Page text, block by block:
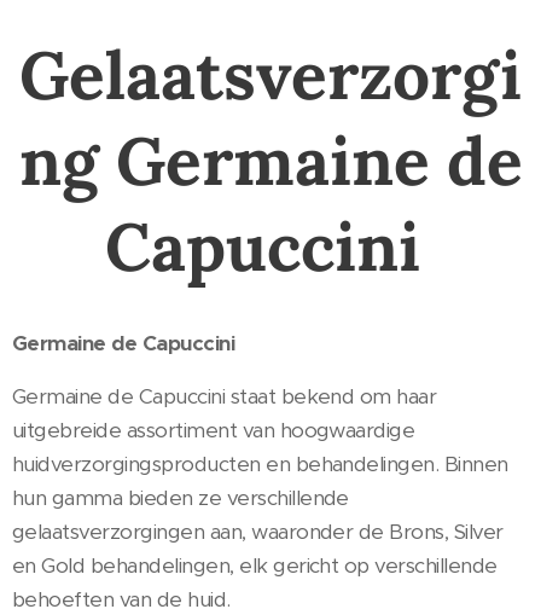
Gelaatsverzorgi
ng Germaine de
Capuccini
Germaine de Capuccini
Germaine de Capuccini staat bekend om haar
uitgebreide assortiment van hoogwaardige
huidverzorgingsproducten en behandelingen. Binnen
hun gamma bieden ze verschillende
gelaatsverzorgingen aan, waaronder de Brons, Silver
en Gold behandelingen, elk gericht op verschillende
behoeften van de huid.